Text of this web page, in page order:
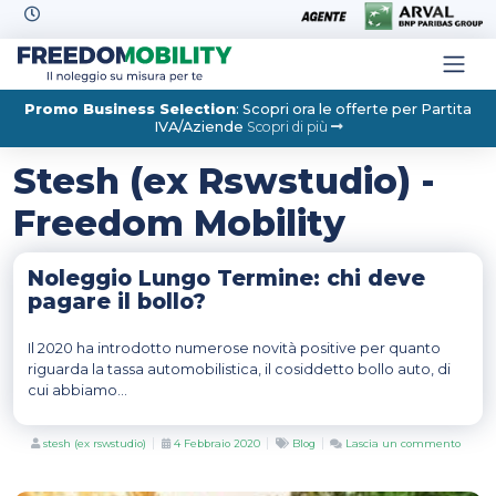
Skip to content
Promo Business Selection: Scopri ora le offerte per Partita
IVA/Aziende Scopri di più
Stesh (ex Rswstudio) -
Freedom Mobility
Noleggio Lungo Termine: chi deve
pagare il bollo?
Il 2020 ha introdotto numerose novità positive per quanto
riguarda la tassa automobilistica, il cosiddetto bollo auto, di
cui abbiamo...
Author
stesh (ex rswstudio)
Posted
4 Febbraio 2020 Categories
Blog
Lascia un commento